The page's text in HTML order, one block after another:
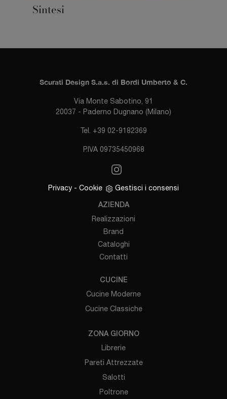
Sintesi
Scurati Design S.a.s. di Bordi Umberto & C.
Via Monte Sabotino, 91
20037 - Paderno Dugnano (Milano)
Tel. +39 02-9182369
P.IVA 09735450968
Privacy - Cookie Gestisci i consensi
AZIENDA
Realizzazioni
Brand
Cataloghi
Contatti
CUCINE
Cucine Moderne
Cucine Classiche
ZONA GIORNO
Librerie
Pareti Attrezzate
Salotti
Poltrone